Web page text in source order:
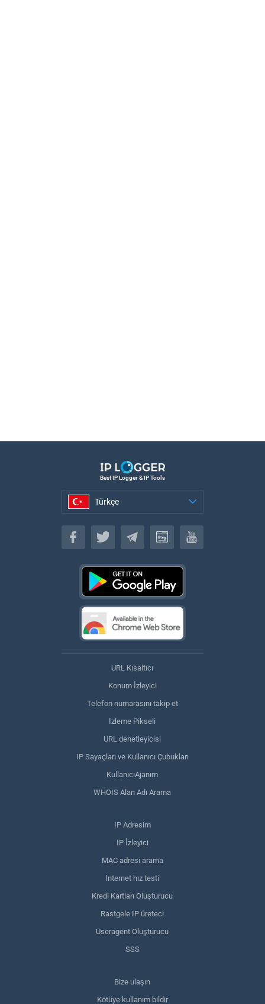
Best IP Logger & IP Tools
Türkçe
Türkçe
URL Kısaltıcı
Konum İzleyici
Telefon numarasını takip et
İzleme Pikseli
URL denetleyicisi
IP Sayaçları ve Kullanıcı Çubukları
KullanıcıAjanım
WHOIS Alan Adı Arama
IP Adresim
IP İzleyici
MAC adresi arama
İnternet hız testi
Kredi Kartları Oluşturucu
Rastgele IP üreteci
Useragent Oluşturucu
SSS
Bize ulaşın
Kötüye kullanım bildir